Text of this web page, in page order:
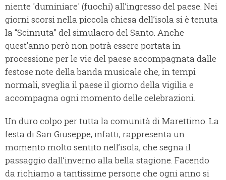
niente 'duminiare' (fuochi) all’ingresso del paese. Nei
giorni scorsi nella piccola chiesa dell’isola si è tenuta
la “Scinnuta” del simulacro del Santo. Anche
quest’anno però non potrà essere portata in
processione per le vie del paese accompagnata dalle
festose note della banda musicale che, in tempi
normali, sveglia il paese il giorno della vigilia e
accompagna ogni momento delle celebrazioni.
Un duro colpo per tutta la comunità di Marettimo. La
festa di San Giuseppe, infatti, rappresenta un
momento molto sentito nell’isola, che segna il
passaggio dall’inverno alla bella stagione. Facendo
da richiamo a tantissime persone che ogni anno si